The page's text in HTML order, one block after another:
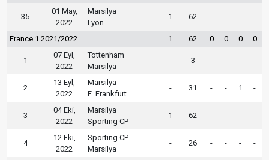
35
01 May,
2022
Marsilya
Lyon
1 62 - - - -
France 1 2021/2022 1 62 0 0 0 0
1
07 Eyl,
2022
Tottenham
Marsilya
- 3 - - - -
2
13 Eyl,
2022
Marsilya
E. Frankfurt
- 31 - - 1 -
3
04 Eki,
2022
Marsilya
Sporting CP
1 62 - - - -
4
12 Eki,
2022
Sporting CP
Marsilya
- 26 - - - -